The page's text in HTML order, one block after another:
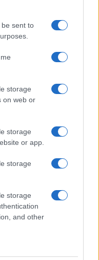
sent to
storage
on web or
storage
or app.
storage
storage
and other
προέρχεται
στο πλαίσιο του
δίκτυο
δομών του
την παροχή
την αειφορία.
στην ανάπτυξη
και στην
και ενεργού